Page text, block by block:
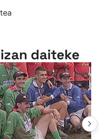
daiteke